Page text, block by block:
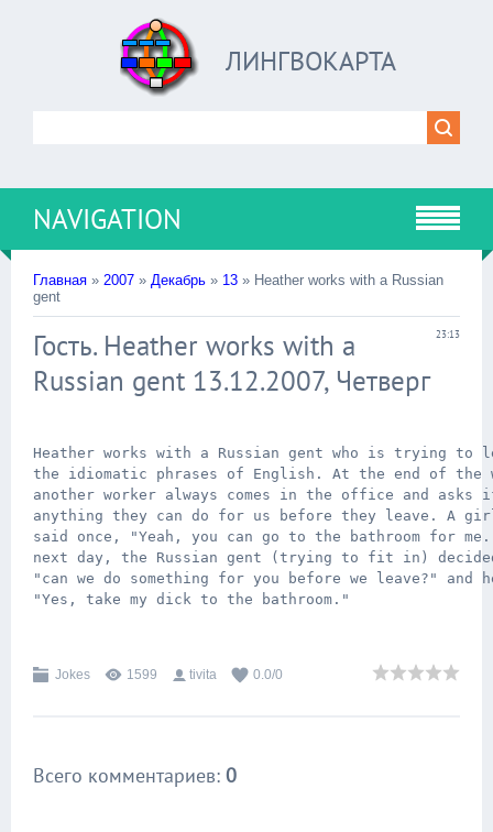
ЛИНГВОКАРТА
NAVIGATION
Главная » 2007 » Декабрь » 13 » Heather works with a Russian
gent
23:13
Гость. Heather works with a
Russian gent 13.12.2007, Четверг
Heather works with a Russian gent who is trying to
the idiomatic phrases of English. At the end of the
another worker always comes in the office and
anything they can do for us before they leave. A
said once, "Yeah, you can go to the bathroom for
next day, the Russian gent (trying to fit in)
"can we do something for you before we leave?" and
"Yes, take my dick to the bathroom."
Jokes 1599 tivita 0.0/0
Всего комментариев: 0